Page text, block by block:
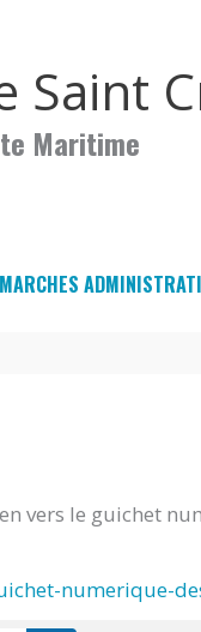
Saint
Maritime
vers le guichet
numerique-